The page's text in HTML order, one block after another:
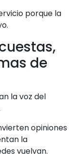
porque la
de
la voz del
opiniones
la
vuelvan.